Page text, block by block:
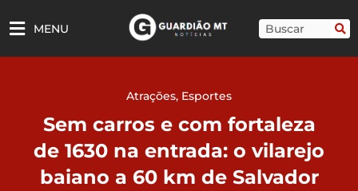
para
MENU Pesquisar
Atrações, Esportes
Sem carros e com fortaleza
de 1630 na entrada: o vilarejo
baiano a 60 km de Salvador